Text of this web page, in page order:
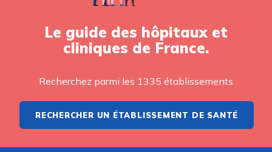
Le guide des hôpitaux et
cliniques de France.
Recherchez parmi les 1335 établissements
RECHERCHER UN ÉTABLISSEMENT DE SANTÉ